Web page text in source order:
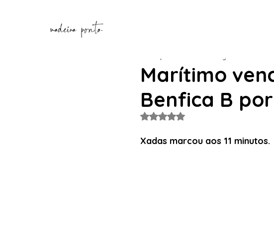
Marítimo
Benfica B
Avaliado com NaN de 5 estrelas.
Xadas marcou aos 11 minutos.